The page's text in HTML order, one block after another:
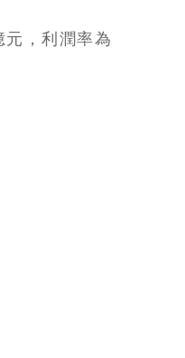
元，利潤率為